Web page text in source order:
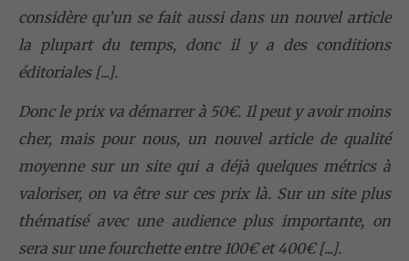
considère qu’un se fait aussi dans un nouvel article
la plupart du temps, donc il y a des conditions
éditoriales [...].
Donc le prix va démarrer à 50€. Il peut y avoir moins
cher, mais pour nous, un nouvel article de qualité
moyenne sur un site qui a déjà quelques métrics à
valoriser, on va être sur ces prix là. Sur un site plus
thématisé avec une audience plus importante, on
sera sur une fourchette entre 100€ et 400€ [...].